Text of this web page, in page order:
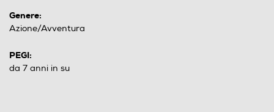
Genere:
Azione/Avventura
PEGI:
da 7 anni in su